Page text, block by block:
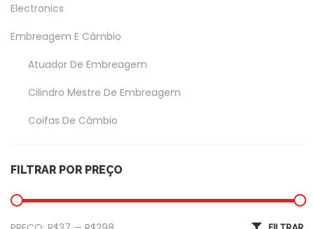
Electronics
Embreagem E Câmbio
Atuador De Embreagem
Cilindro Mestre De Embreagem
Coifas De Câmbio
Garfo Da Embreagem
Exterior
FILTRAR POR PREÇO
Preço mínimo
Preço máximo